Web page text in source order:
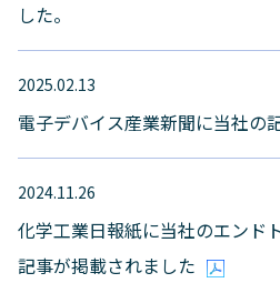
した。
2025.02.13
電子デバイス産業新聞に当社の
2024.11.26
化学工業日報紙に当社のエンド
記事が掲載されました